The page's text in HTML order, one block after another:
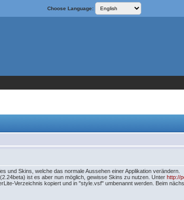
Choose Language:
und Skins, welche das normale Aussehen einer Applikation verändern.
ist es aber nun möglich, gewisse Skins zu nutzen. Unterhttp://
Verzeichnis kopiert und in "style.vsf" umbenannt werden. Beim